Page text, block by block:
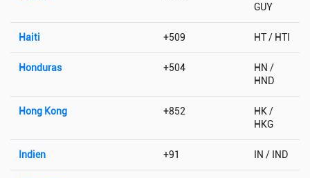
GUY
Haiti +509 HT / HTI
Honduras +504
HN /
HND
Hong Kong +852
HK /
HKG
Indien +91 IN / IND